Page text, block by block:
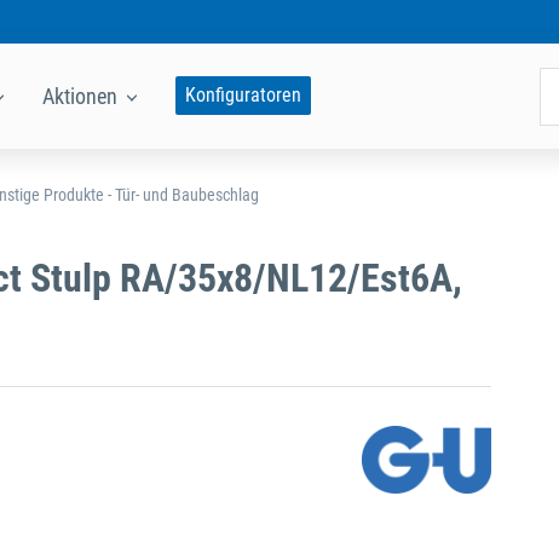
Aktionen Konfiguratoren
Produkte - Tür- und Baubeschlag
Stulp RA/35x8/NL12/Est6A,